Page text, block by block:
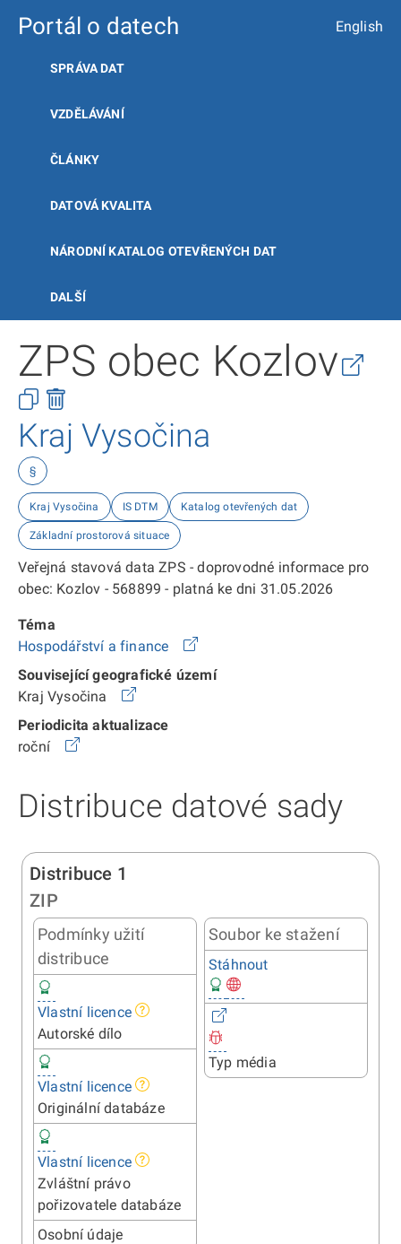
Portál o datech English
SPRÁVA DAT
VZDĚLÁVÁNÍ
ČLÁNKY
DATOVÁ KVALITA
NÁRODNÍ KATALOG OTEVŘENÝCH DAT
DALŠÍ
ZPS obec Kozlov
Kraj Vysočina
§
Kraj Vysočina IS DTM Katalog otevřených dat
Základní prostorová situace
Veřejná stavová data ZPS - doprovodné informace pro
obec: Kozlov - 568899 - platná ke dni 31.05.2026
Téma
Hospodářství a finance
Související geografické území
Kraj Vysočina
Periodicita aktualizace
roční
Distribuce datové sady
Distribuce 1
ZIP
Podmínky užití
distribuce
Vlastní licence
Autorské dílo
Vlastní licence
Originální databáze
Vlastní licence
Zvláštní právo
pořizovatele databáze
Osobní údaje
Soubor ke stažení
Stáhnout
Typ média